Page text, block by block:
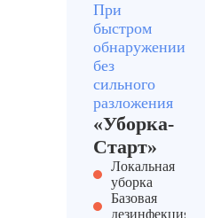
При
быстром
обнаружении,
без
сильного
разложения
«Уборка-
Старт»
Локальная
уборка
Базовая
дезинфекция